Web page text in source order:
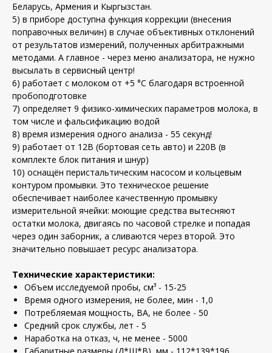
Беларусь, Армения и Кыргызстан.
5) в приборе доступна функция коррекции (внесения
поправочных величин) в случае объективных отклонений
от результатов измерений, полученных арбитражными
методами. А главное - через меню анализатора, не нужно
высылать в сервисный центр!
6) работает с молоком от +5 °С благодаря встроенной
пробоподготовке
7) определяет 9 физико-химических параметров молока, в
том числе и фальсификацию водой
8) время измерения одного анализа - 55 секунд!
9) работает от 12В (бортовая сеть авто) и 220В (в
комплекте блок питания и шнур)
10) оснащён перистальтическим насосом и кольцевым
контуром промывки. Это техническое решение
обеспечивает наиболее качественную промывку
измерительной ячейки: моющие средства вытесняют
остатки молока, двигаясь по часовой стрелке и попадая
через один заборник, а сливаются через второй. Это
значительно повышает ресурс анализатора.
Технические характеристики:
Объем исследуемой пробы, см³ - 15-25
Время одного измерения, не более, мин - 1,0
Потребляемая мощность, ВА, не более - 50
Средний срок службы, лет - 5
Наработка на отказ, ч, не менее - 5000